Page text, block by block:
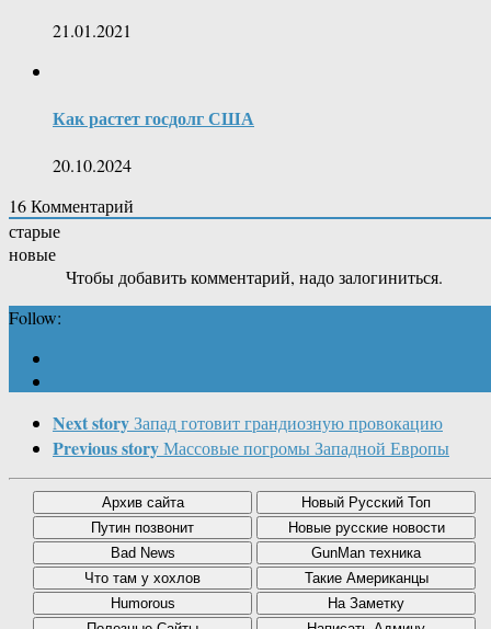
21.01.2021
Как растет госдолг США
20.10.2024
16Комментарий
старые
новые
Чтобы добавить комментарий, надо залогиниться.
Follow:
Next storyЗапад готовит грандиозную провокацию
Previous storyМассовые погромы Западной Европы